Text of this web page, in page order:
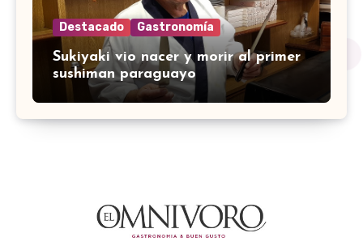
Destacado Gastronomía
Sukiyaki vio nacer y morir al primer
sushiman paraguayo